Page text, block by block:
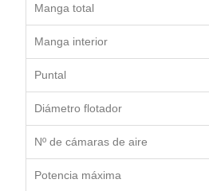
Manga total
Manga interior
Puntal
Diámetro flotador
Nº de cámaras de aire
Potencia máxima